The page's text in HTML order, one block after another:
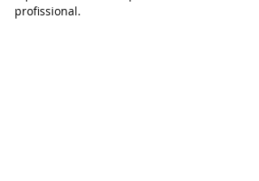
profissional.